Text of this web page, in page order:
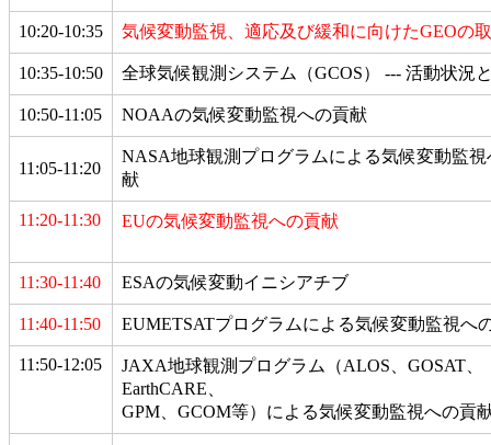
10:20-10:35 気候変動監視、適応及び緩和に向けたGEOの
10:35-10:50 全球気候観測システム（GCOS） --- 活動状況
10:50-11:05 NOAAの気候変動監視への貢献
11:05-11:20
NASA地球観測プログラムによる気候変動監視
献
11:20-11:30 EUの気候変動監視への貢献
11:30-11:40 ESAの気候変動イニシアチブ
11:40-11:50 EUMETSATプログラムによる気候変動監視へ
11:50-12:05
JAXA地球観測プログラム（ALOS、GOSAT、
EarthCARE、
GPM、GCOM等）による気候変動監視への貢